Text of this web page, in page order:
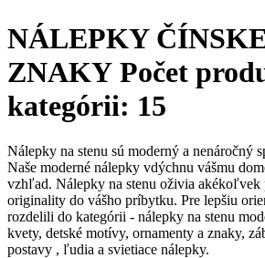
NÁLEPKY
ZNAKY Počet
kategórii: 15
Nálepky na stenu sú moderný a nenáročný
Naše moderné nálepky vdýchnu vášmu
vzhľad. Nálepky na stenu oživia akékoľvek
originality do vášho príbytku. Pre lepšiu
rozdelili do kategórii - nálepky na stenu
kvety, detské motívy, ornamenty a znaky,
postavy , ľudia a svietiace nálepky.